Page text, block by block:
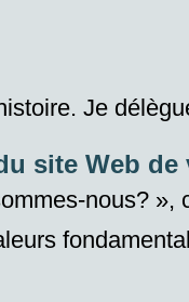
Je
site Web
nous?